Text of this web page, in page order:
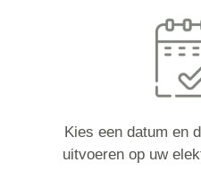
Kies een datum en
uitvoeren op uw